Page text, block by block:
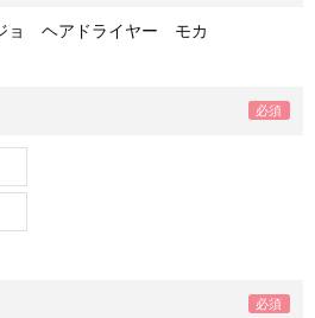
ョ ヘアドライヤー モカ